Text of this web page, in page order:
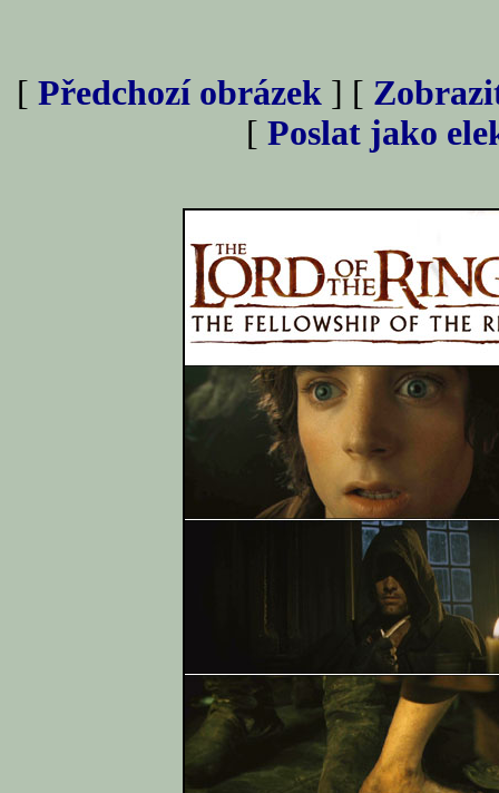
[ Předchozí obrázek ] [
[ Poslat jako